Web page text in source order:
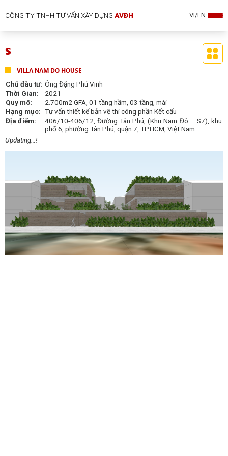
CÔNG TY TNHH TƯ VẤN XÂY DỰNGAVĐH VI/EN
S
VILLA NAM DO HOUSE
Chủ đầu tư: Ông Đặng Phú Vinh
Thời Gian:
2021
Quy mô:
2.700m2GFA, 01 tầng hầm, 03 tầng, mái
Hạng mục: Tư vấn thiết kế bản vẽ thi công phần Kết cấu
Địa điểm:
406/10-406/12, Đường Tân Phú, (Khu Nam Đô – S7), khu
phố 6, phường Tân Phú, quận 7, TP.HCM, Việt Nam.
Updating…!